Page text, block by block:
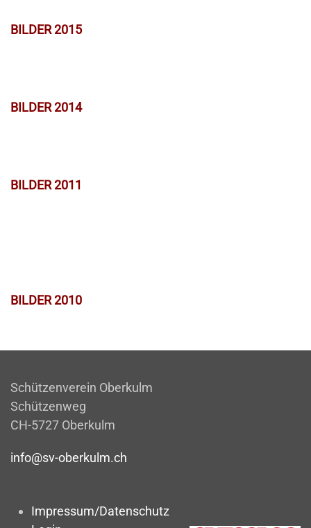
BILDER 2015
BILDER 2014
BILDER 2011
BILDER 2010
Schützenverein Oberkulm
Schützenweg
CH-5727 Oberkulm
info@sv-oberkulm.ch
Impressum/Datenschutz